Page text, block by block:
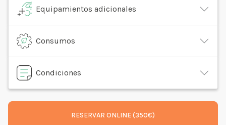
Equipamientos adicionales
Consumos
Condiciones
RESERVAR ONLINE (350€)